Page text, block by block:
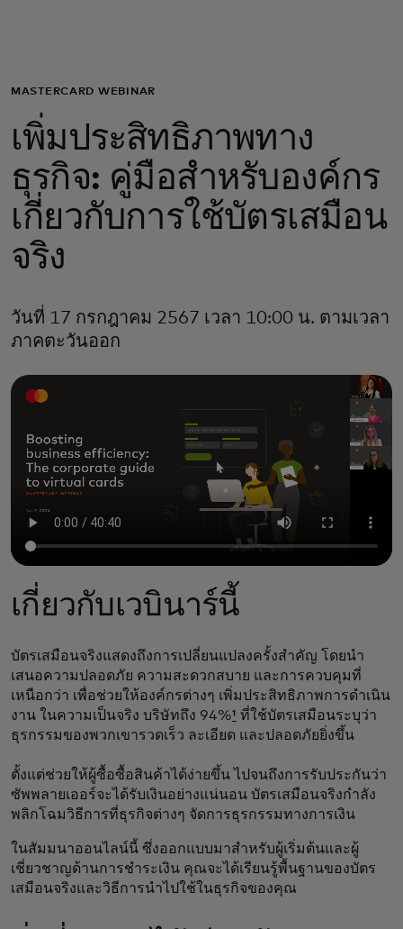
สำหรับธุรกิจ
เพื่อโลก
สำหรับผู้สร้างนวัตกรรม
ข่าวสารและแนวโน้ม
MASTERCARD WEBINAR
เพิ่มประสิทธิภาพทาง
ธุรกิจ: คู่มือสำหรับองค์กร
เกี่ยวกับการใช้บัตรเสมือน
จริง
วันที่ 17 กรกฎาคม 2567 เวลา 10:00 น. ตามเวลา
ภาคตะวันออก
เกี่ยวกับเวบินาร์นี้
บัตรเสมือนจริงแสดงถึงการเปลี่ยนแปลงครั้งสำคัญ โดยนำ
เสนอความปลอดภัย ความสะดวกสบาย และการควบคุมที่
เหนือกว่า เพื่อช่วยให้องค์กรต่างๆ เพิ่มประสิทธิภาพการดำเนิน
งาน ในความเป็นจริง บริษัทถึง 94%¹ ที่ใช้บัตรเสมือนระบุว่า
ธุรกรรมของพวกเขารวดเร็ว ละเอียด และปลอดภัยยิ่งขึ้น
ตั้งแต่ช่วยให้ผู้ซื้อซื้อสินค้าได้ง่ายขึ้น ไปจนถึงการรับประกันว่า
ซัพพลายเออร์จะได้รับเงินอย่างแน่นอน บัตรเสมือนจริงกำลัง
พลิกโฉมวิธีการที่ธุรกิจต่างๆ จัดการธุรกรรมทางการเงิน
ในสัมมนาออนไลน์นี้ ซึ่งออกแบบมาสำหรับผู้เริ่มต้นและผู้
เชี่ยวชาญด้านการชำระเงิน คุณจะได้เรียนรู้พื้นฐานของบัตร
เสมือนจริงและวิธีการนำไปใช้ในธุรกิจของคุณ